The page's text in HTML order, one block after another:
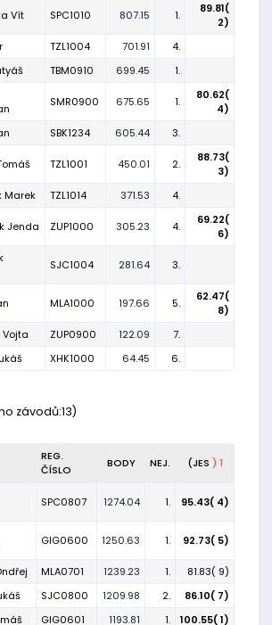
Vít SPC1010 807.15 1.
89.81(
2)
TZL1004 701.91
4.
TBM0910 699.45 1.
SMR0900 675.65 1.
80.62(
4)
SBK1234 605.44 3.
TZL1001 450.01 2.
88.73(
3)
Marek TZL1014 371.53 4.
Jenda ZUP1000 305.23 4.
69.22(
6)
SJC1004 281.64 3.
MLA1000 197.66 5.
62.47(
8)
Vojta ZUP0900 122.09
7.
XHK1000 64.45 6.
závodů:13)
REG.
ČÍSLO
BODY NEJ. (JES ) 1
SPC0807 1274.04 1. 95.43( 4)
GIG0600 1250.63 1. 92.73( 5)
MLA0701 1239.23 1.
81.83( 9)
SJC0800 1209.98 2.
86.10( 7)
GIG0601 1193.81 1. 100.55( 1)